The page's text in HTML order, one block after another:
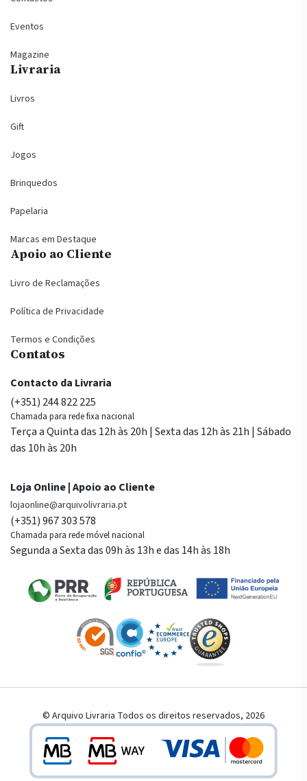
Eventos
Magazine
Livraria
Livros
Gift
Jogos
Brinquedos
Papelaria
Marcas em Destaque
Apoio ao Cliente
Livro de Reclamações
Política de Privacidade
Termos e Condições
Contatos
Contacto da Livraria
(+351) 244 822 225
Chamada para rede fixa nacional
Terça a Quinta das 12h às 20h | Sexta das 12h às 21h | Sábado
das 10h às 20h
Loja Online | Apoio ao Cliente
lojaonline@arquivolivraria.pt
(+351) 967 303 578
Chamada para rede móvel nacional
Segunda a Sexta das 09h às 13h e das 14h às 18h
© Arquivo Livraria Todos os direitos reservados, 2026